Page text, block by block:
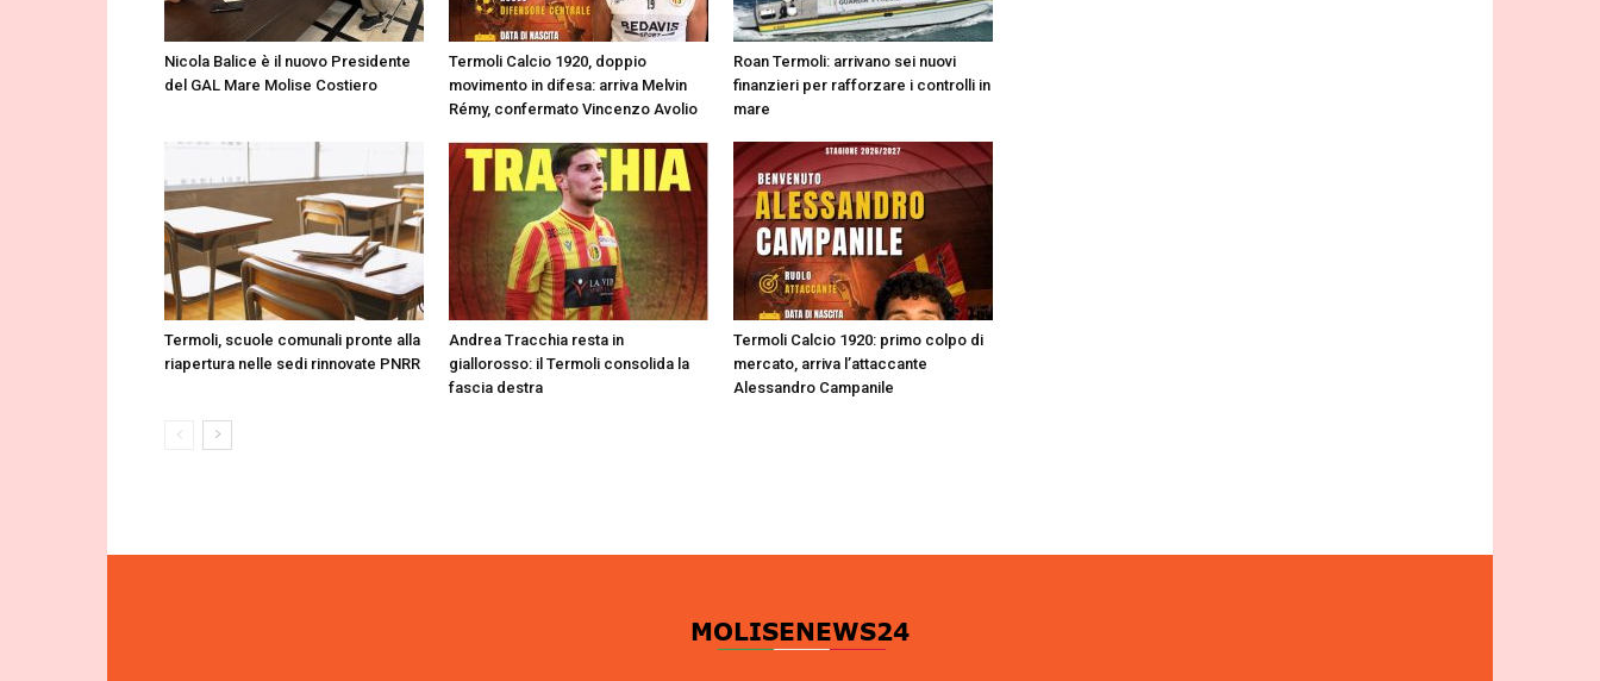
Nicola Balice è il nuovo Presidente
del GAL Mare Molise Costiero
Termoli Calcio 1920, doppio
movimento in difesa: arriva Melvin
Rémy, confermato Vincenzo Avolio
Roan Termoli: arrivano sei nuovi
finanzieri per rafforzare i controlli in
mare
Termoli, scuole comunali pronte alla
riapertura nelle sedi rinnovate PNRR
Andrea Tracchia resta in
giallorosso: il Termoli consolida la
fascia destra
Termoli Calcio 1920: primo colpo di
mercato, arriva l’attaccante
Alessandro Campanile